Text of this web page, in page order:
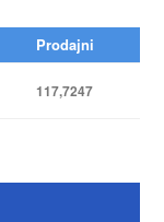
Prodajni
117,7247